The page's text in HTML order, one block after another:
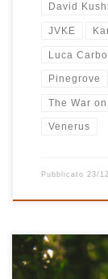
David
JVKE
Luca
Pinegrove
The War
Venerus
Pubblicato 23/